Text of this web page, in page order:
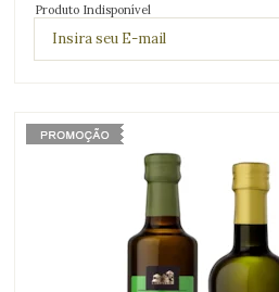
Produto Indisponível